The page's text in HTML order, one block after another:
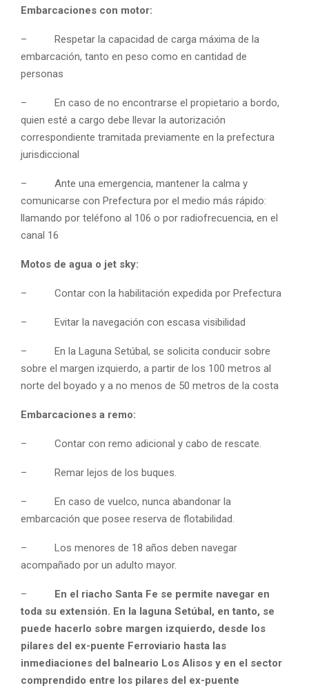
Embarcaciones con motor:
– Respetar la capacidad de carga máxima de la
embarcación, tanto en peso como en cantidad de
personas
– En caso de no encontrarse el propietario a bordo,
quien esté a cargo debe llevar la autorización
correspondiente tramitada previamente en la prefectura
jurisdiccional
– Ante una emergencia, mantener la calma y
comunicarse con Prefectura por el medio más rápido:
llamando por teléfono al 106 o por radiofrecuencia, en el
canal 16
Motos de agua o jet sky:
– Contar con la habilitación expedida por Prefectura
– Evitar la navegación con escasa visibilidad
– En la Laguna Setúbal, se solicita conducir sobre
sobre el margen izquierdo, a partir de los 100 metros al
norte del boyado y a no menos de 50 metros de la costa
Embarcaciones a remo:
– Contar con remo adicional y cabo de rescate.
– Remar lejos de los buques.
– En caso de vuelco, nunca abandonar la
embarcación que posee reserva de flotabilidad.
– Los menores de 18 años deben navegar
acompañado por un adulto mayor.
– En el riacho Santa Fe se permite navegar en
toda su extensión. En la laguna Setúbal, en tanto, se
puede hacerlo sobre margen izquierdo, desde los
pilares del ex-puente Ferroviario hasta las
inmediaciones del balneario Los Alisos y en el sector
comprendido entre los pilares del ex-puente